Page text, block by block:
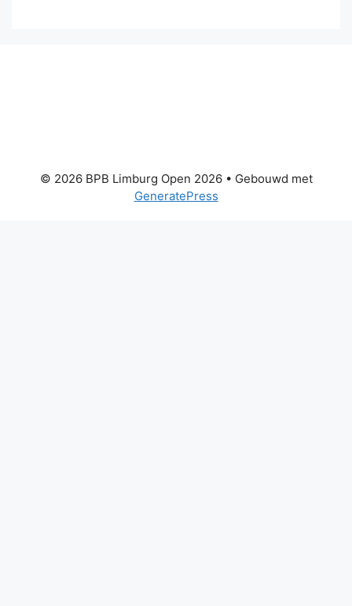
© 2026 BPB Limburg Open 2026• Gebouwd met
GeneratePress